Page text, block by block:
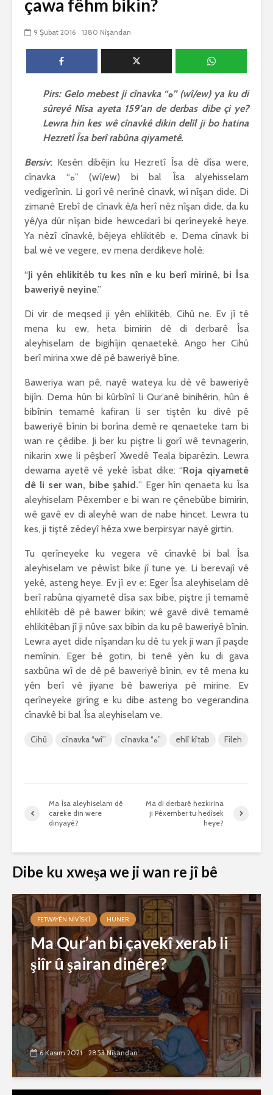
çawa fêhm bikin?
9 Şubat 2016 1380 Nîşandan
Pirs: Gelo mebest ji cînavka “ه” (wî/ew) ya ku di
sûreyê Nîsa ayeta 159’an de derbas dibe çi ye?
Lewra hin kes wê cînavkê dikin delîl ji bo hatina
Hezretî Îsa berî rabûna qiyametê.
Bersiv: Kesên dibêjin ku Hezretî Îsa dê dîsa were,
cînavka “ه” (wî/ew) bi bal Îsa alyehisselam
vedigerînin. Li gorî vê nerînê cînavk, wî nîşan dide. Di
zimanê Erebî de cînavk ê/a herî nêz nîşan dide, da ku
yê/ya dûr nîşan bide hewcedarî bi qerîneyekê heye.
Ya nêzî cînavkê, bêjeya ehlikitêb e. Dema cînavk bi
bal wê ve vegere, ev mena derdikeve holê:
“Ji yên ehlikitêb tu kes nîn e ku berî mirinê, bi Îsa
baweriyê neyine.”
Di vir de meqsed ji yên ehlikitêb, Cihû ne. Ev jî tê
mena ku ew, heta bimirin dê di derbarê Îsa
aleyhiselam de bigihîjin qenaetekê. Ango her Cihû
berî mirina xwe dê pê baweriyê bîne.
Baweriya wan pê, nayê wateya ku dê vê baweriyê
bijîn. Dema hûn bi kûrbînî li Qur’anê binihêrin, hûn ê
bibînin temamê kafiran li ser tiştên ku divê pê
baweriyê bînin bi borîna demê re qenaeteke tam bi
wan re çêdibe. Ji ber ku piştre li gorî wê tevnagerin,
nikarin xwe li pêşberî Xwedê Teala biparêzin. Lewra
dewama ayetê vê yekê îsbat dike: “Roja qiyametê
dê li ser wan, bibe şahid.” Eger hîn qenaeta ku Îsa
aleyhiselam Pêxember e bi wan re çênebûbe bimirin,
wê gavê ev di aleyhê wan de nabe hincet. Lewra tu
kes, ji tiştê zêdeyî hêza xwe berpirsyar nayê girtin.
Tu qerîneyeke ku vegera vê cînavkê bi bal Îsa
aleyhiselam ve pêwîst bike jî tune ye. Li berevajî vê
yekê, asteng heye. Ev jî ev e: Eger Îsa aleyhiselam dê
berî rabûna qiyametê dîsa sax bibe, piştre jî temamê
ehlikitêb dê pê bawer bikin; wê gavê divê temamê
ehlikitêban jî ji nûve sax bibin da ku pê baweriyê bînin.
Lewra ayet dide nîşandan ku dê tu yek ji wan jî paşde
nemînin. Eger bê gotin, bi tenê yên ku di gava
saxbûna wî de dê pê baweriyê bînin, ev tê mena ku
yên berî vê jiyane bê baweriya pê mirine. Ev
qerîneyeke girîng e ku dibe asteng bo vegerandina
cînavkê bi bal Îsa aleyhiselam ve.
Cihû cînavka “wî” cînavka “ه” ehlî kîtab Fileh
Ma Îsa aleyhiselam dê
careke din were
dinyayê?
Ma di derbarê hezkirina
ji Pêxember tu hedîsek
heye?
Dibe ku xweşa we ji wan re jî bê
FETWAYÊN NIVÎSKÎ HUNER
Ma Qur’an bi çavekî xerab li
şiîr û şairan dinêre?
6 Kasım 2021 2853 Nîşandan
2542 Nîşandan
Him kişandina
cigareyê him jî
xwarinên birûn ji bo
tendirustiya
Gelo hukmê li ser
her duyan wek hev
e?
27 Ekim 2021
teqez
bike û
çêbike?
3 Kasım